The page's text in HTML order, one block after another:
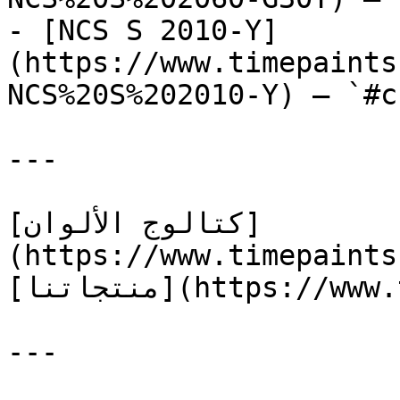
- [NCS S 2010-Y]
(https://
NCS%20S%202010-Y) —
---
[كتالوج الألوان]
(https://
[منتجاتنا](https://www.timepaints.com/ar/products)
---